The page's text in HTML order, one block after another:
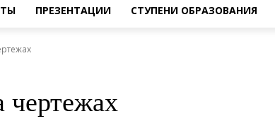
ПРЕЗЕНТАЦИИ СТУПЕНИ ОБРАЗОВАНИЯ
чертежах